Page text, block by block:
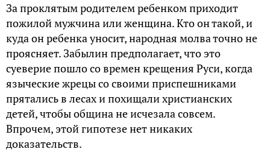
За проклятым родителем ребенком приходит
пожилой мужчина или женщина. Кто он такой, и
куда он ребенка уносит, народная молва точно не
проясняет. Забылин предполагает, что это
суеверие пошло со времен крещения Руси, когда
языческие жрецы со своими приспешниками
прятались в лесах и похищали христианских
детей, чтобы община не исчезала совсем.
Впрочем, этой гипотезе нет никаких
доказательств.